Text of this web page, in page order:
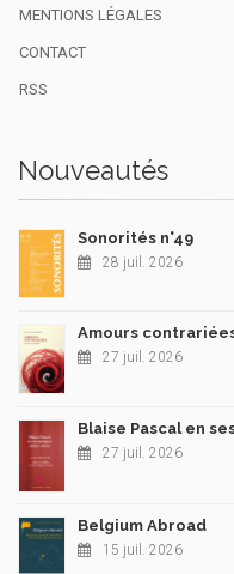
MENTIONS LÉGALES
CONTACT
RSS
Nouveautés
Sonorités n°49
28 juil. 2026
Amours
27 juil. 2026
Blaise Pascal en
27 juil. 2026
Belgium Abroad
15 juil. 2026